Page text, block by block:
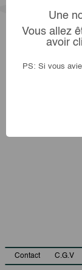
Contact C.G.V
Une
Vous allez
avoir
PS: Si vous